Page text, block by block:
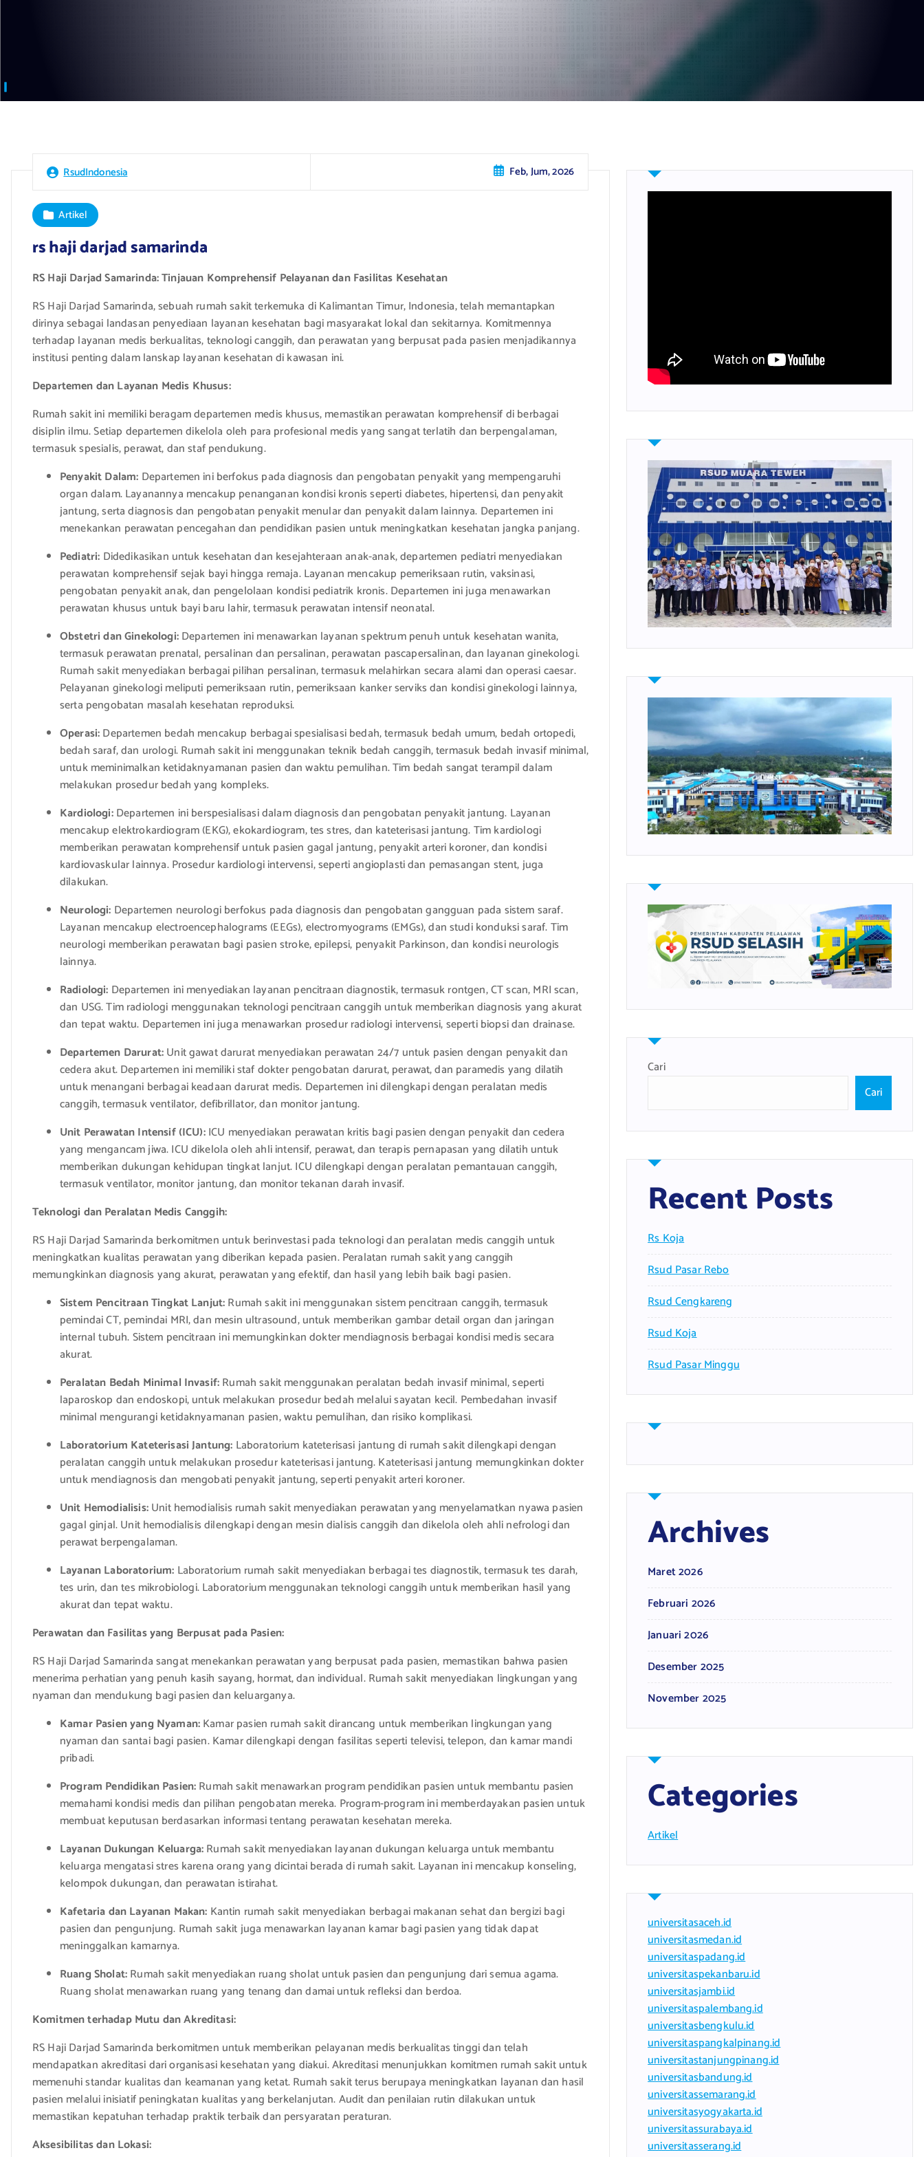
RsudIndonesia Feb, Jum, 2026
Artikel
rs haji darjad samarinda
RS Haji Darjad Samarinda: Tinjauan Komprehensif Pelayanan dan Fasilitas Kesehatan
RS Haji Darjad Samarinda, sebuah rumah sakit terkemuka di Kalimantan Timur, Indonesia, telah memantapkan
dirinya sebagai landasan penyediaan layanan kesehatan bagi masyarakat lokal dan sekitarnya. Komitmennya
terhadap layanan medis berkualitas, teknologi canggih, dan perawatan yang berpusat pada pasien menjadikannya
institusi penting dalam lanskap layanan kesehatan di kawasan ini.
Departemen dan Layanan Medis Khusus:
Rumah sakit ini memiliki beragam departemen medis khusus, memastikan perawatan komprehensif di berbagai
disiplin ilmu. Setiap departemen dikelola oleh para profesional medis yang sangat terlatih dan berpengalaman,
termasuk spesialis, perawat, dan staf pendukung.
Penyakit Dalam: Departemen ini berfokus pada diagnosis dan pengobatan penyakit yang mempengaruhi
organ dalam. Layanannya mencakup penanganan kondisi kronis seperti diabetes, hipertensi, dan penyakit
jantung, serta diagnosis dan pengobatan penyakit menular dan penyakit dalam lainnya. Departemen ini
menekankan perawatan pencegahan dan pendidikan pasien untuk meningkatkan kesehatan jangka panjang.
Pediatri: Didedikasikan untuk kesehatan dan kesejahteraan anak-anak, departemen pediatri menyediakan
perawatan komprehensif sejak bayi hingga remaja. Layanan mencakup pemeriksaan rutin, vaksinasi,
pengobatan penyakit anak, dan pengelolaan kondisi pediatrik kronis. Departemen ini juga menawarkan
perawatan khusus untuk bayi baru lahir, termasuk perawatan intensif neonatal.
Obstetri dan Ginekologi:Departemen ini menawarkan layanan spektrum penuh untuk kesehatan wanita,
termasuk perawatan prenatal, persalinan dan persalinan, perawatan pascapersalinan, dan layanan ginekologi.
Rumah sakit menyediakan berbagai pilihan persalinan, termasuk melahirkan secara alami dan operasi caesar.
Pelayanan ginekologi meliputi pemeriksaan rutin, pemeriksaan kanker serviks dan kondisi ginekologi lainnya,
serta pengobatan masalah kesehatan reproduksi.
Operasi:Departemen bedah mencakup berbagai spesialisasi bedah, termasuk bedah umum, bedah ortopedi,
bedah saraf, dan urologi. Rumah sakit ini menggunakan teknik bedah canggih, termasuk bedah invasif minimal,
untuk meminimalkan ketidaknyamanan pasien dan waktu pemulihan. Tim bedah sangat terampil dalam
melakukan prosedur bedah yang kompleks.
Kardiologi:Departemen ini berspesialisasi dalam diagnosis dan pengobatan penyakit jantung. Layanan
mencakup elektrokardiogram (EKG), ekokardiogram, tes stres, dan kateterisasi jantung. Tim kardiologi
memberikan perawatan komprehensif untuk pasien gagal jantung, penyakit arteri koroner, dan kondisi
kardiovaskular lainnya. Prosedur kardiologi intervensi, seperti angioplasti dan pemasangan stent, juga
dilakukan.
Neurologi: Departemen neurologi berfokus pada diagnosis dan pengobatan gangguan pada sistem saraf.
Layanan mencakup electroencephalograms (EEGs), electromyograms (EMGs), dan studi konduksi saraf. Tim
neurologi memberikan perawatan bagi pasien stroke, epilepsi, penyakit Parkinson, dan kondisi neurologis
lainnya.
Radiologi: Departemen ini menyediakan layanan pencitraan diagnostik, termasuk rontgen, CT scan, MRI scan,
dan USG. Tim radiologi menggunakan teknologi pencitraan canggih untuk memberikan diagnosis yang akurat
dan tepat waktu. Departemen ini juga menawarkan prosedur radiologi intervensi, seperti biopsi dan drainase.
Departemen Darurat:Unit gawat darurat menyediakan perawatan 24/7 untuk pasien dengan penyakit dan
cedera akut. Departemen ini memiliki staf dokter pengobatan darurat, perawat, dan paramedis yang dilatih
untuk menangani berbagai keadaan darurat medis. Departemen ini dilengkapi dengan peralatan medis
canggih, termasuk ventilator, defibrillator, dan monitor jantung.
Unit Perawatan Intensif (ICU):ICU menyediakan perawatan kritis bagi pasien dengan penyakit dan cedera
yang mengancam jiwa. ICU dikelola oleh ahli intensif, perawat, dan terapis pernapasan yang dilatih untuk
memberikan dukungan kehidupan tingkat lanjut. ICU dilengkapi dengan peralatan pemantauan canggih,
termasuk ventilator, monitor jantung, dan monitor tekanan darah invasif.
Teknologi dan Peralatan Medis Canggih:
RS Haji Darjad Samarinda berkomitmen untuk berinvestasi pada teknologi dan peralatan medis canggih untuk
meningkatkan kualitas perawatan yang diberikan kepada pasien. Peralatan rumah sakit yang canggih
memungkinkan diagnosis yang akurat, perawatan yang efektif, dan hasil yang lebih baik bagi pasien.
Sistem Pencitraan Tingkat Lanjut:Rumah sakit ini menggunakan sistem pencitraan canggih, termasuk
pemindai CT, pemindai MRI, dan mesin ultrasound, untuk memberikan gambar detail organ dan jaringan
internal tubuh. Sistem pencitraan ini memungkinkan dokter mendiagnosis berbagai kondisi medis secara
akurat.
Peralatan Bedah Minimal Invasif:Rumah sakit menggunakan peralatan bedah invasif minimal, seperti
laparoskop dan endoskopi, untuk melakukan prosedur bedah melalui sayatan kecil. Pembedahan invasif
minimal mengurangi ketidaknyamanan pasien, waktu pemulihan, dan risiko komplikasi.
Laboratorium Kateterisasi Jantung: Laboratorium kateterisasi jantung di rumah sakit dilengkapi dengan
peralatan canggih untuk melakukan prosedur kateterisasi jantung. Kateterisasi jantung memungkinkan dokter
untuk mendiagnosis dan mengobati penyakit jantung, seperti penyakit arteri koroner.
Unit Hemodialisis:Unit hemodialisis rumah sakit menyediakan perawatan yang menyelamatkan nyawa pasien
gagal ginjal. Unit hemodialisis dilengkapi dengan mesin dialisis canggih dan dikelola oleh ahli nefrologi dan
perawat berpengalaman.
Layanan Laboratorium: Laboratorium rumah sakit menyediakan berbagai tes diagnostik, termasuk tes darah,
tes urin, dan tes mikrobiologi. Laboratorium menggunakan teknologi canggih untuk memberikan hasil yang
akurat dan tepat waktu.
Perawatan dan Fasilitas yang Berpusat pada Pasien:
RS Haji Darjad Samarinda sangat menekankan perawatan yang berpusat pada pasien, memastikan bahwa pasien
menerima perhatian yang penuh kasih sayang, hormat, dan individual. Rumah sakit menyediakan lingkungan yang
nyaman dan mendukung bagi pasien dan keluarganya.
Kamar Pasien yang Nyaman:Kamar pasien rumah sakit dirancang untuk memberikan lingkungan yang
nyaman dan santai bagi pasien. Kamar dilengkapi dengan fasilitas seperti televisi, telepon, dan kamar mandi
pribadi.
Program Pendidikan Pasien:Rumah sakit menawarkan program pendidikan pasien untuk membantu pasien
memahami kondisi medis dan pilihan pengobatan mereka. Program-program ini memberdayakan pasien untuk
membuat keputusan berdasarkan informasi tentang perawatan kesehatan mereka.
Layanan Dukungan Keluarga:Rumah sakit menyediakan layanan dukungan keluarga untuk membantu
keluarga mengatasi stres karena orang yang dicintai berada di rumah sakit. Layanan ini mencakup konseling,
kelompok dukungan, dan perawatan istirahat.
Kafetaria dan Layanan Makan: Kantin rumah sakit menyediakan berbagai makanan sehat dan bergizi bagi
pasien dan pengunjung. Rumah sakit juga menawarkan layanan kamar bagi pasien yang tidak dapat
meninggalkan kamarnya.
Ruang Sholat:Rumah sakit menyediakan ruang sholat untuk pasien dan pengunjung dari semua agama.
Ruang sholat menawarkan ruang yang tenang dan damai untuk refleksi dan berdoa.
Komitmen terhadap Mutu dan Akreditasi:
RS Haji Darjad Samarinda berkomitmen untuk memberikan pelayanan medis berkualitas tinggi dan telah
mendapatkan akreditasi dari organisasi kesehatan yang diakui. Akreditasi menunjukkan komitmen rumah sakit untuk
memenuhi standar kualitas dan keamanan yang ketat. Rumah sakit terus berupaya meningkatkan layanan dan hasil
pasien melalui inisiatif peningkatan kualitas yang berkelanjutan. Audit dan penilaian rutin dilakukan untuk
memastikan kepatuhan terhadap praktik terbaik dan persyaratan peraturan.
Aksesibilitas dan Lokasi:
Cari
Cari
Recent Posts
Rs Koja
Rsud Pasar Rebo
Rsud Cengkareng
Rsud Koja
Rsud Pasar Minggu
Archives
Maret 2026
Februari 2026
Januari 2026
Desember 2025
November 2025
Categories
Artikel
universitasaceh.id
universitasmedan.id
universitaspadang.id
universitaspekanbaru.id
universitasjambi.id
universitaspalembang.id
universitasbengkulu.id
universitaspangkalpinang.id
universitastanjungpinang.id
universitasbandung.id
universitassemarang.id
universitasyogyakarta.id
universitassurabaya.id
universitasserang.id